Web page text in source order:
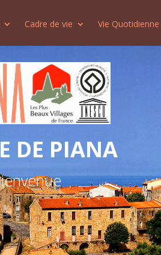
Cadre de vie Vie Quotidienne
DE PIANA